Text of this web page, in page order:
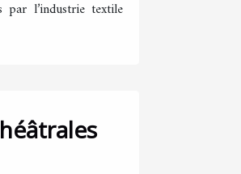
par l’industrie textile